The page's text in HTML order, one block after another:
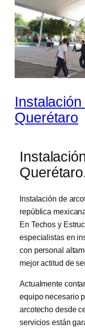
Querétaro
Instalación de
república
En Techos y
especialistas en
con personal
mejor actitud de
Actualmente
equipo necesario
arcotecho desde
servicios están